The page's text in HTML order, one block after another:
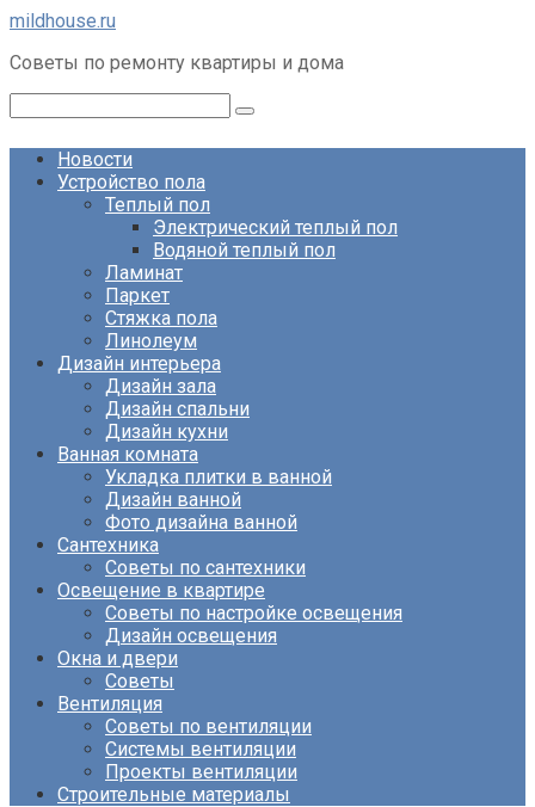
Перейти
контенту
mildhouse.ru
Советы по ремонту квартиры и дома
Новости
Устройство пола
Теплый пол
Электрический теплый пол
Водяной теплый пол
Ламинат
Паркет
Стяжка пола
Линолеум
Дизайн интерьера
Дизайн зала
Дизайн спальни
Дизайн кухни
Ванная комната
Укладка плитки в ванной
Дизайн ванной
Фото дизайна ванной
Сантехника
Советы по сантехники
Освещение в квартире
Советы по настройке освещения
Дизайн освещения
Окна и двери
Советы
Вентиляция
Советы по вентиляции
Системы вентиляции
Проекты вентиляции
Строительные материалы